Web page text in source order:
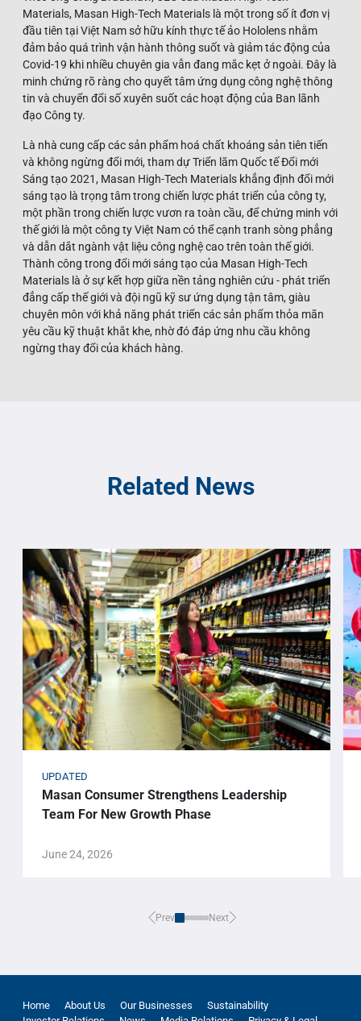
Materials, Masan High-Tech Materials là một trong số ít đơn vị
đầu tiên tại Việt Nam sở hữu kính thực tế ảo Hololens nhằm
đảm bảo quá trình vận hành thông suốt và giảm tác động của
Covid-19 khi nhiều chuyên gia vẫn đang mắc kẹt ở ngoài. Đây là
minh chứng rõ ràng cho quyết tâm ứng dụng công nghệ thông
tin và chuyển đổi số xuyên suốt các hoạt động của Ban lãnh
đạo Công ty.
Là nhà cung cấp các sản phẩm hoá chất khoáng sản tiên tiến
và không ngừng đổi mới, tham dự Triển lãm Quốc tế Đổi mới
Sáng tạo 2021, Masan High-Tech Materials khẳng định đổi mới
sáng tạo là trọng tâm trong chiến lược phát triển của công ty,
một phần trong chiến lược vươn ra toàn cầu, để chứng minh với
thế giới là một công ty Việt Nam có thể cạnh tranh sòng phẳng
và dẫn dắt ngành vật liệu công nghệ cao trên toàn thế giới.
Thành công trong đổi mới sáng tạo của Masan High-Tech
Materials là ở sự kết hợp giữa nền tảng nghiên cứu - phát triển
đẳng cấp thế giới và đội ngũ kỹ sư ứng dụng tận tâm, giàu
chuyên môn với khả năng phát triển các sản phẩm thỏa mãn
yêu cầu kỹ thuật khắt khe, nhờ đó đáp ứng nhu cầu không
ngừng thay đổi của khách hàng.
Related News
UPDATED
Masan Consumer Strengthens Leadership
Team For New Growth Phase
June 24, 2026
Prev Next
Home About Us Our Businesses
Sustainability